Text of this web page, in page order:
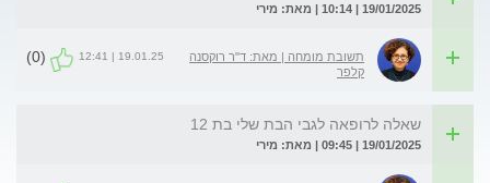
19/01/2025 | 10:14 | מאת: מירי
תשובת מומחה | מאת: ד"ר רוקסנה
קלפר
19.01.25 | 12:41
(0)
שאלה לרופאה לגבי הבת שלי בת 12
19/01/2025 | 09:45 | מאת: מירי